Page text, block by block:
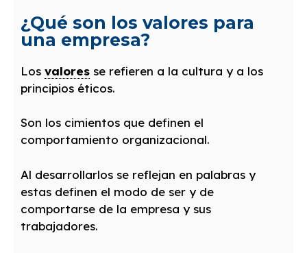
¿Qué son los valores para
una empresa?
Los valores se refieren a la cultura y a los
principios éticos.
Son los cimientos que definen el
comportamiento organizacional.
Al desarrollarlos se reflejan en palabras y
estas definen el modo de ser y de
comportarse de la empresa y sus
trabajadores.